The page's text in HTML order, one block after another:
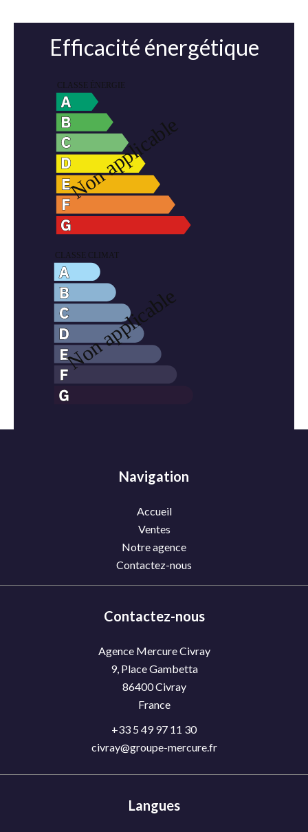
Efficacité énergétique
Navigation
Accueil
Ventes
Notre agence
Contactez-nous
Contactez-nous
Agence Mercure Civray
9, Place Gambetta
86400Civray
France
+33 5 49 97 11 30
civray@groupe-mercure.fr
Langues